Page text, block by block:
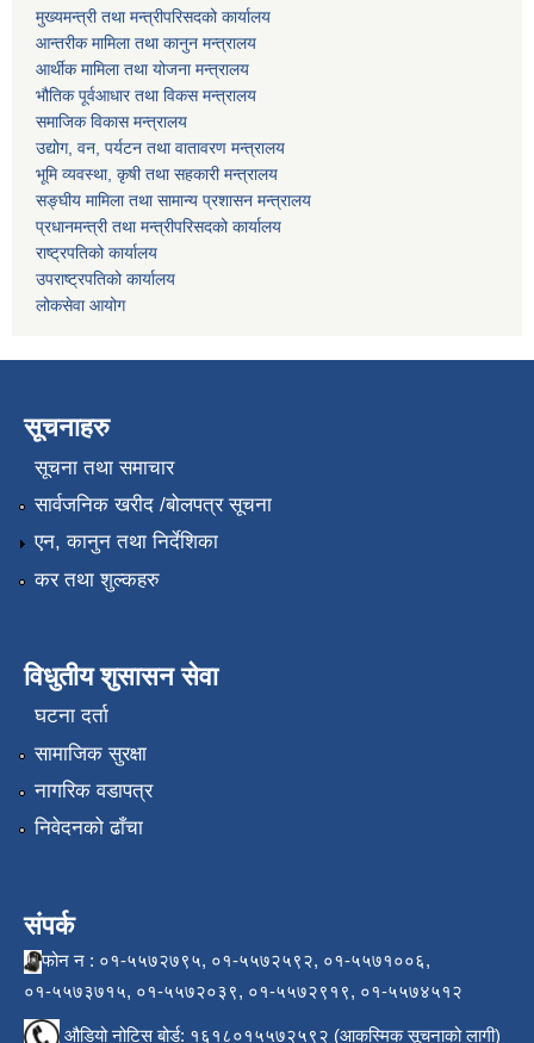
मुख्यमन्त्री तथा मन्त्रीपरिसदको कार्यालय
आन्तरीक मामिला तथा कानुन मन्त्रालय
आर्थीक मामिला तथा योजना मन्त्रालय
भौतिक पूर्वआधार तथा विकस मन्त्रालय
समाजिक विकास मन्त्रालय
उद्योग, वन, पर्यटन तथा वातावरण मन्त्रालय
भूमि व्यवस्था, कृषी तथा सहकारी मन्त्रालय
सङ्घीय मामिला तथा सामान्य प्रशासन मन्त्रालय
प्रधानमन्त्री तथा मन्त्रीपरिसदको कार्यालय
राष्ट्रपतिको कार्यालय
उपराष्ट्रपतिको कार्यालय
लोकसेवा आयोग
सूचनाहरु
सूचना तथा समाचार
सार्वजनिक खरीद /बोलपत्र सूचना
एन, कानुन तथा निर्देशिका
कर तथा शुल्कहरु
विधुतीय शुसासन सेवा
घटना दर्ता
सामाजिक सुरक्षा
नागरिक वडापत्र
निवेदनको ढाँचा
संपर्क
फोन न : ०१-५५७२७९५, ०१-५५७२५९२, ०१-५५७१००६,
०१-५५७३७१५, ०१-५५७२०३९, ०१-५५७२९१९, ०१-५५७४५१२
औडियो नोटिस बोर्ड: १६१८०१५५७२५९२ (आकस्मिक सूचनाको लागी)